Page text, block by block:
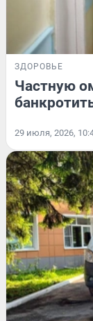
ЗДОРОВЬЕ
Частную
29 июля, 2026,